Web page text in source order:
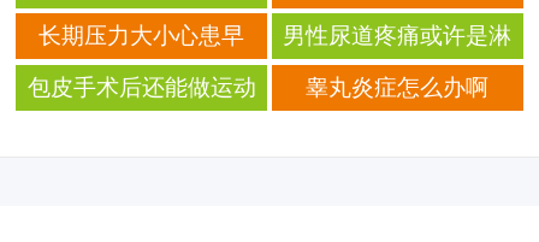
么？
有哪些？
项？
炎？ 淋病会引发哪些疾
病？
长期压力大小心患早
泄？ 哪些原因造成男性
男性尿道疼痛或许是淋
病？ 淋病会出现哪些症
包皮手术后还能做运动
睾丸炎症怎么办啊